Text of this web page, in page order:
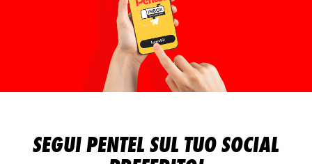
SEGUI PENTEL SUL TUO SOCIAL